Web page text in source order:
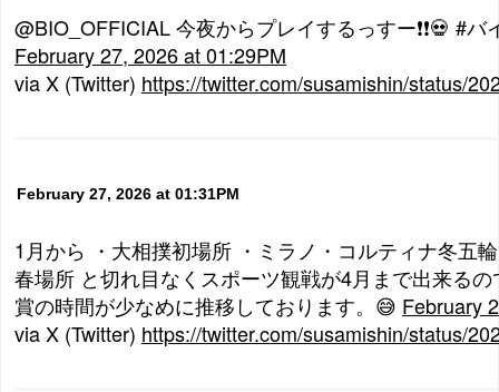
@BIO_OFFICIAL 今夜からプレイするっすー❗❗💀 #
February 27, 2026 at 01:29PM
via X (Twitter) https://twitter.com/susamishin/status/
February 27, 2026 at 01:31PM
1月から ・大相撲初場所 ・ミラノ・コルティナ冬五
春場所 と切れ目なくスポーツ観戦が4月まで出来る
賞の時間が少なめに推移しております。😅 February
via X (Twitter) https://twitter.com/susamishin/status/